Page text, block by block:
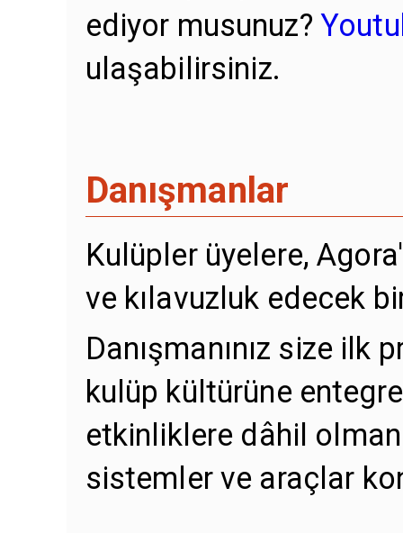
ediyor musunuz?
ulaşabilirsiniz.
Danışmanlar
Kulüpler üyelere,
ve kılavuzluk edecek
Danışmanınız size ilk
kulüp kültürüne
etkinliklere dâhil
sistemler ve araçlar